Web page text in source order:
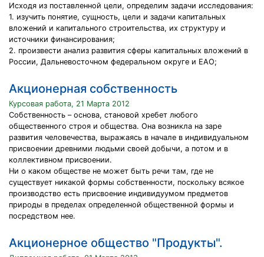
Исходя из поставленной цели, определим задачи исследования:
1. изучить понятие, сущность, цели и задачи капитальных
вложений и капитального строительства, их структуру и
источники финансирования;
2. произвести анализ развития сферы капитальных вложений в
России, Дальневосточном федеральном округе и ЕАО;
Акционерная собственность
Курсовая работа, 21 Марта 2012
Собственность – основа, становой хребет любого
общественного строя и общества. Она возникла на заре
развития человечества, выражаясь в начале в индивидуальном
присвоении древними людьми своей добычи, а потом и в
коллективном присвоении.
Ни о каком обществе не может быть речи там, где не
существует никакой формы собственности, поскольку всякое
производство есть присвоение индивидуумом предметов
природы в пределах определенной общественной формы и
посредством нее.
Акционерное общество "Продукты".